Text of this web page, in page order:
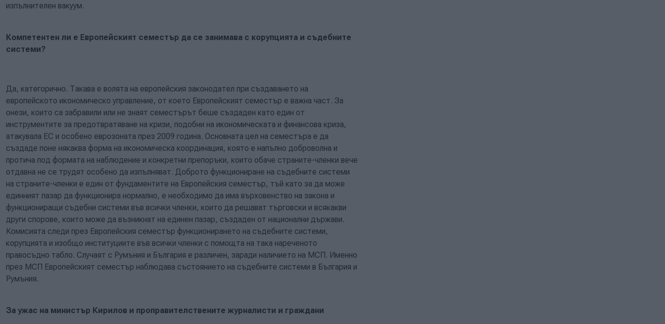
изпълнителен вакуум.
Компетентен ли е Европейският семестър да се занимава с корупцията и съдебните
системи?
Да, категорично. Такава е волята на европейския законодател при създаването на
европейското икономическо управление, от което Европейският семестър е важна част. За
онези, които са забравили или не знаят семестърът беше създаден като един от
инструментите за предотвратяване на кризи, подобни на икономическата и финансова криза,
атакувала ЕС и особено еврозоната през 2009 година. Основната цел на семестъра е да
създаде поне някаква форма на икономическа координация, която е напълно доброволна и
протича под формата на наблюдение и конкретни препоръки, които обаче страните-членки вече
отдавна не се трудят особено да изпълняват. Доброто функциониране на съдебните системи
на страните-членки е един от фундаментите на Европейския семестър, тъй като за да може
единният пазар да функционира нормално, е необходимо да има върховенство на закона и
функциониращи съдебни системи във всички членки, които да решават търговски и всякакви
други спорове, които може да възникнат на единен пазар, създаден от национални държави.
Комисията следи през Европейския семестър функционирането на съдебните системи,
корупцията и изобщо институциите във всички членки с помощта на така нареченото
правосъдно табло. Случаят с Румъния и България е различен, заради наличието на МСП. Именно
през МСП Европейският семестър наблюдава състоянието на съдебните системи в България и
Румъния.
За ужас на министър Кирилов и проправителствените журналисти и граждани